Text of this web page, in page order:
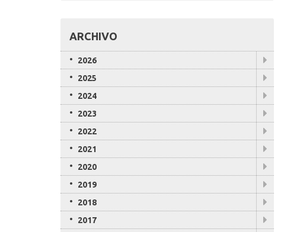
ARCHIVO
2026
2025
2024
2023
2022
2021
2020
2019
2018
2017